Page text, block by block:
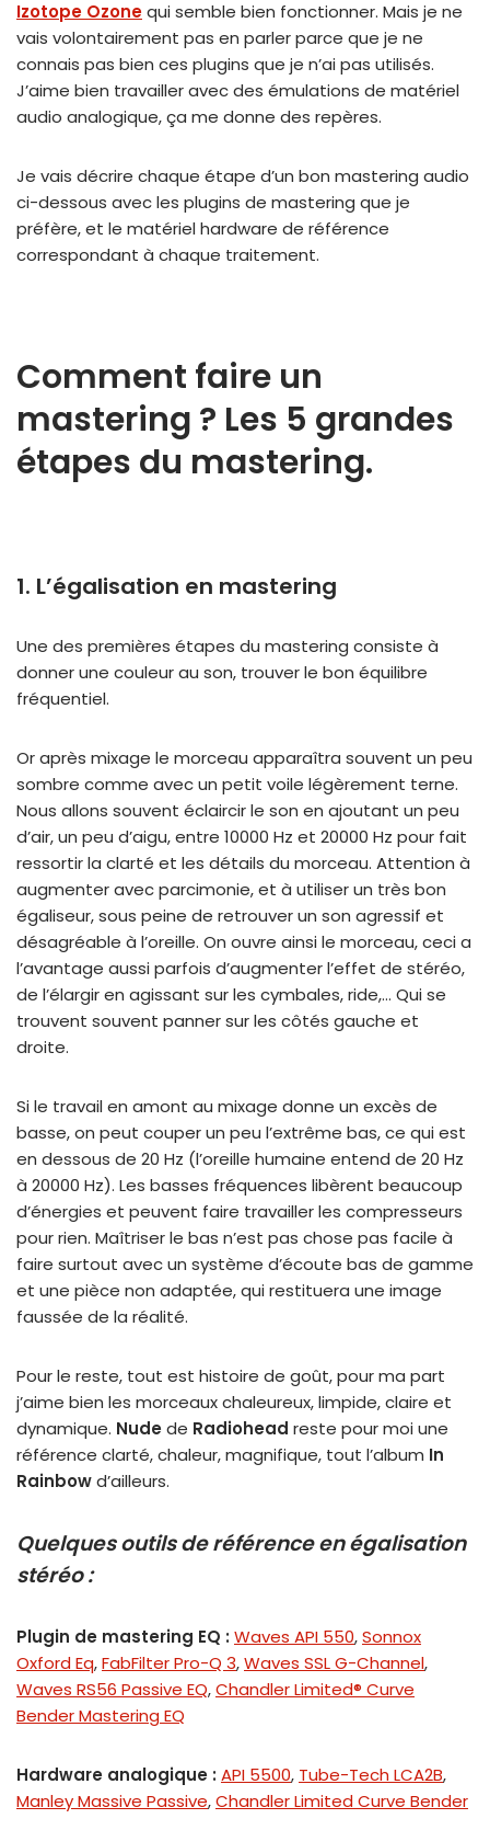
Izotope Ozonequi semble bien fonctionner. Mais je ne
vais volontairement pas en parler parce que je ne
connais pas bien ces plugins que je n’ai pas utilisés.
J’aime bien travailler avec des émulations de matériel
audio analogique, ça me donne des repères.
Je vais décrire chaque étape d’un bon mastering audio
ci-dessous avec les plugins de mastering que je
préfère, et le matériel hardware de référence
correspondant à chaque traitement.
Comment faire un
mastering ? Les 5 grandes
étapes du mastering.
1. L’égalisation en mastering
Une des premières étapes du mastering consiste à
donner une couleur au son, trouver le bon équilibre
fréquentiel.
Or après mixage le morceau apparaîtra souvent un peu
sombre comme avec un petit voile légèrement terne.
Nous allons souvent éclaircir le son en ajoutant un peu
d’air, un peu d’aigu, entre 10000 Hz et 20000 Hz pour fait
ressortir la clarté et les détails du morceau. Attention à
augmenter avec parcimonie, et à utiliser un très bon
égaliseur, sous peine de retrouver un son agressif et
désagréable à l’oreille. On ouvre ainsi le morceau, ceci a
l’avantage aussi parfois d’augmenter l’effet de stéréo,
de l’élargir en agissant sur les cymbales, ride,… Qui se
trouvent souvent panner sur les côtés gauche et
droite.
Si le travail en amont au mixage donne un excès de
basse, on peut couper un peu l’extrême bas, ce qui est
en dessous de 20 Hz (l’oreille humaine entend de 20 Hz
à 20000 Hz). Les basses fréquences libèrent beaucoup
d’énergies et peuvent faire travailler les compresseurs
pour rien. Maîtriser le bas n’est pas chose pas facile à
faire surtout avec un système d’écoute bas de gamme
et une pièce non adaptée, qui restituera une image
faussée de la réalité.
Pour le reste, tout est histoire de goût, pour ma part
j’aime bien les morceaux chaleureux, limpide, claire et
dynamique. Nudede Radiohead reste pour moi une
référence clarté, chaleur, magnifique, tout l’album In
Rainbowd’ailleurs.
Quelques outils de référence en égalisation
stéréo :
Plugin de mastering EQ : Waves API 550,Sonnox
Oxford Eq,FabFilter Pro-Q 3,Waves SSL G-Channel,
Waves RS56 Passive EQ,Chandler Limited® Curve
Bender Mastering EQ
Hardware analogique : API 5500, Tube-Tech LCA2B,
Manley Massive Passive,Chandler Limited Curve Bender